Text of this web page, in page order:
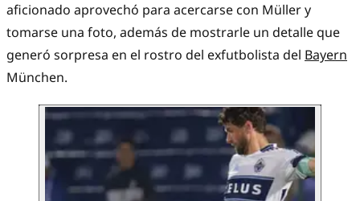
aficionado aprovechó para acercarse con Müller y
tomarse una foto, además de mostrarle un detalle que
generó sorpresa en el rostro del exfutbolista del Bayern
München.